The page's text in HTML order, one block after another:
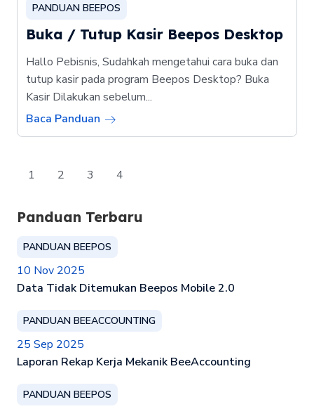
PANDUAN BEEPOS
Buka / Tutup Kasir Beepos Desktop
Hallo Pebisnis, Sudahkah mengetahui cara buka dan
tutup kasir pada program Beepos Desktop? Buka
Kasir Dilakukan sebelum...
Baca Panduan
1 2 3 4
Panduan Terbaru
PANDUAN BEEPOS
10 Nov 2025
Data Tidak Ditemukan Beepos Mobile 2.0
PANDUAN BEEACCOUNTING
25 Sep 2025
Laporan Rekap Kerja Mekanik BeeAccounting
PANDUAN BEEPOS